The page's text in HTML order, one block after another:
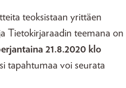
teoksistaan yrittäen
Tietokirjaraadin teemana on
21.8.2020 klo
tapahtumaa voi seurata